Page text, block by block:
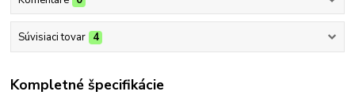
Súvisiaci tovar 4
Kompletné špecifikácie